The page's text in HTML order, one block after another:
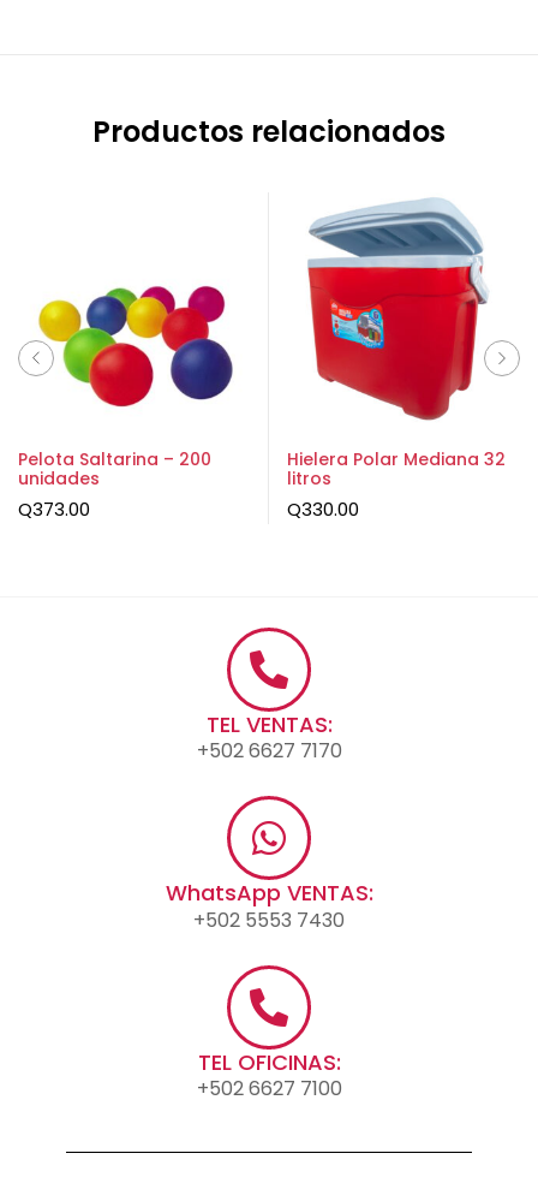
Productos relacionados
Pelota Saltarina – 200
unidades
Q373.00
Hielera Polar Mediana 32
litros
Q330.00
TEL VENTAS:
+502 6627 7170
WhatsApp VENTAS:
+502 5553 7430
TEL OFICINAS:
+502 6627 7100